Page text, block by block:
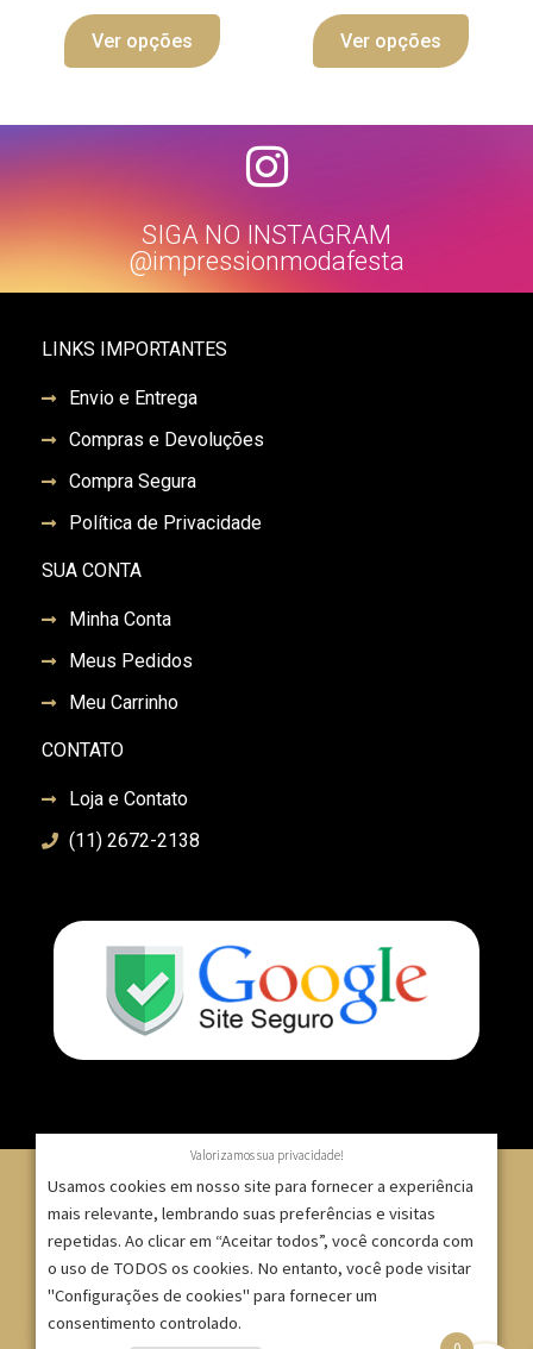
Ver opções Ver opções
SIGA NO INSTAGRAM
@impressionmodafesta
LINKS IMPORTANTES
Envio e Entrega
Compras e Devoluções
Compra Segura
Política de Privacidade
SUA CONTA
Minha Conta
Meus Pedidos
Meu Carrinho
CONTATO
Loja e Contato
(11) 2672-2138
© 2007 – 2025 – ImpressionModaFesta | Rua Serra de
Japi, 1332 – Tatuapé – São Paulo/SP – CNPJ:
09.271.257/0001-52 |
Valorizamos sua privacidade!
Usamos cookies em nosso site para fornecer a experiência
mais relevante, lembrando suas preferências e visitas
repetidas. Ao clicar em “Aceitar todos”, você concorda com
o uso de TODOS os cookies. No entanto, você pode visitar
"Configurações de cookies" para fornecer um
consentimento controlado.